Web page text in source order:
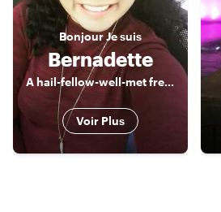
BonjourJe suis
Bernadette
A hail-fellow-well-met freelance Tour Guide, a true blue of Manila
Voir Plus